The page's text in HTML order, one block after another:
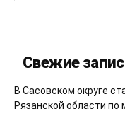
Свежие
В Сасовском округе
Рязанской области по